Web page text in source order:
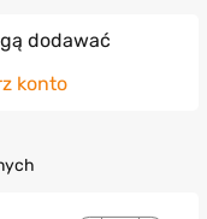
dodawać
konto